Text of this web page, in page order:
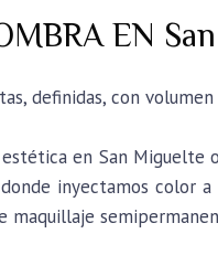
EN
definidas, con
en San
inyectamos color
maquillaje